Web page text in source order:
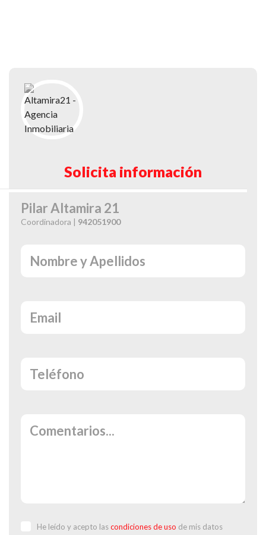
Solicita información
Pilar Altamira 21
Coordinadora | 942051900
He leído y acepto lascondiciones de uso de mis datos